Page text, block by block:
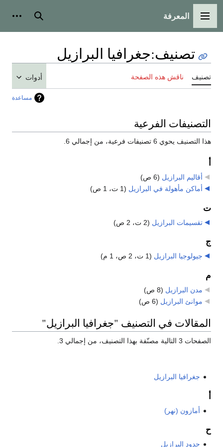
القائمة الرئيسية
المعرفة بحث
تصنيف:جغرافيا البرازيل
تصنيف ناقش هذه الصفحة أدوات
مساعدة
التصنيفات الفرعية
هذا التصنيف يحوي 6 تصنيفات فرعية، من إجمالي 6.
أقاليم البرازيل (6 ص)
أماكن مأهولة في البرازيل (1 ت، 1 ص)
ت
تقسيمات البرازيل (2 ت، 2 ص)
ج
جيولوجيا البرازيل (1 ت، 2 ص، 1 م)
م
مدن البرازيل (8 ص)
موانئ البرازيل (6 ص)
المقالات في التصنيف "جغرافيا البرازيل"
الصفحات 3 التالية مصنّفة بهذا التصنيف، من إجمالي 3.
جغرافيا البرازيل
أمازون (نهر)
ح
حدود البرازيل